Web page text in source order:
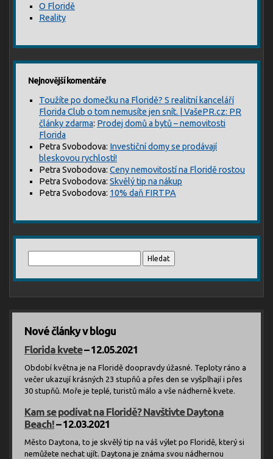
O Floridě
Reality
Nejnovější komentáře
Toužíte po domečku na Floridě? S realitní kanceláří
Florida Club o tom nemusíte jen snít. | VašePR.cz: PR
články zdarma: Prodej domů a bytů – nemovitosti
Florida
Petra Svobodova: Investiční domy se prodávají
bleskovou rychlostí!
Petra Svobodova: Ceny nemovitostí na Floridě rostou
Petra Svobodova: Skvělý tip na nákup
Petra Svobodova: 10% daň FIRTPA
Nové články v blogu
Florida kvete– 12.05.2021
Období května je na Floridě doopravdy úžasné. Teploty ráno a
večer ukazují krásných 23 stupňů a přes den se vyšplhají i přes
30 stupňů. Moře je teplé, turistů málo a vše nádherně kvete.
Kam se podívat na Floridě? Navštivte Daytona
Beach!– 12.03.2021
Město Daytona, to je skvělý tip na váš výlet po Floridě, který si
nemůžete nechat ujít. Daytona je známa svou nádhernou